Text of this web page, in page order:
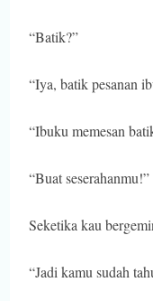
“Batik?”
“Iya, batik pesanan
“Ibuku memesan
“Buat seserahanmu!”
Seketika kau
“Jadi kamu sudah